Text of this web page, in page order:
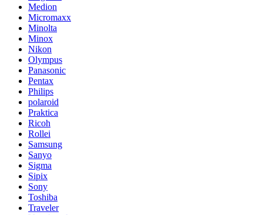
Medion
Micromaxx
Minolta
Minox
Nikon
Olympus
Panasonic
Pentax
Philips
polaroid
Praktica
Ricoh
Rollei
Samsung
Sanyo
Sigma
Sipix
Sony
Toshiba
Traveler